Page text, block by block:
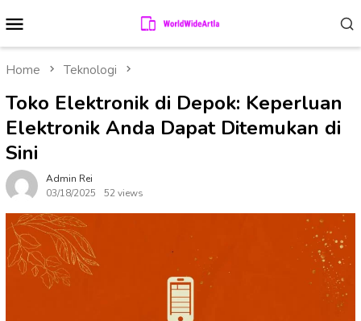
to
contentMenu
Home Teknologi
Toko Elektronik di Depok: Keperluan
Elektronik Anda Dapat Ditemukan di
Sini
Admin Rei
03/18/2025
52 views